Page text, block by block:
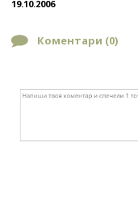
19.10.2006
Коментари (0)